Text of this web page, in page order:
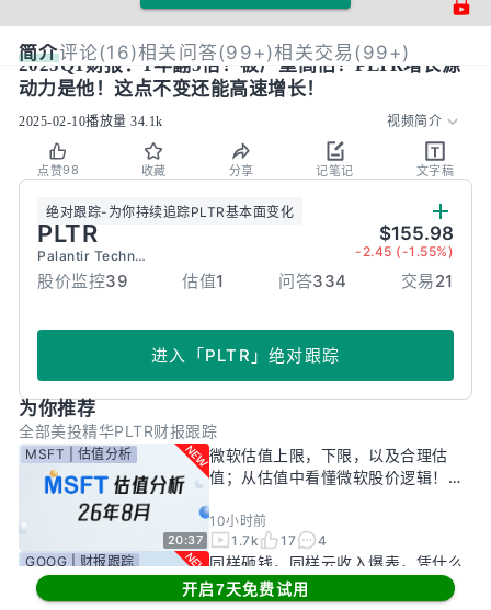
简介评论(16)相关问答(99+)相关交易(99+)
2025Q1财报：1年翻5倍！被严重高估？PLTR增长源
动力是他！这点不变还能高速增长！
2025-02-10播放量 34.1k 视频简介
点赞98 收藏 分享 记笔记 文字稿
绝对跟踪- 为你持续追踪PLTR基本面变化
PLTR
Palantir Technologies Inc.
$155.98
-2.45 (-1.55%)
股价监控39 估值1 问答334 交易21
进入 「PLTR 」 绝对跟踪
为你推荐
全部美投精华PLTR财报跟踪
20:37
MSFT | 估值分析
微软估值上限，下限，以及合理估
值；从估值中看懂微软股价逻辑！
10小时前
1.7k
17
4
GOOG | 财报跟踪
同样砸钱，同样云收入爆表，凭什么
只有谷歌被市场惩罚？一期视频，告
诉你谷歌真正的投资回报率有多高！
开启7天免费试用